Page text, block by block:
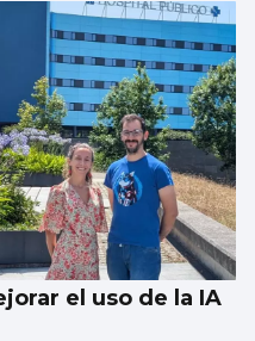
el uso de la IA